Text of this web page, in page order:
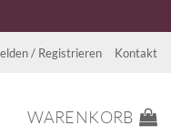
/ Registrieren Kontakt
WARENKORB